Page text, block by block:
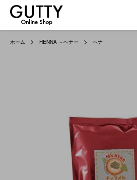
ホーム HENNA －ヘナー ヘナ